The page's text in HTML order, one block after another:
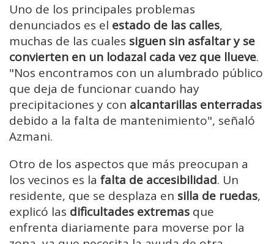
Uno de los principales problemas
denunciados es el estado de las calles,
muchas de las cuales siguen sin asfaltar y se
convierten en un lodazal cada vez que llueve.
"Nos encontramos con un alumbrado público
que deja de funcionar cuando hay
precipitaciones y con alcantarillas enterradas
debido a la falta de mantenimiento", señaló
Azmani.
Otro de los aspectos que más preocupan a
los vecinos es la falta de accesibilidad. Un
residente, que se desplaza en silla de ruedas,
explicó las dificultades extremas que
enfrenta diariamente para moverse por la